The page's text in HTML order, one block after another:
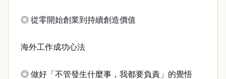
◎ 從零開始創業到持續創造價值
海外工作成功心法
◎ 做好「不管發生什麼事，我都要負責」的覺悟